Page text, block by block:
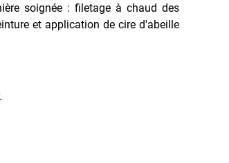
soignée : filetage à chaud des
et application de cire d'abeille